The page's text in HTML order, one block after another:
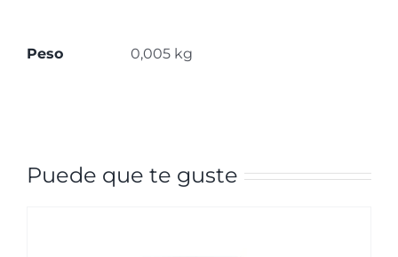
Peso 0,005 kg
Puede que te guste